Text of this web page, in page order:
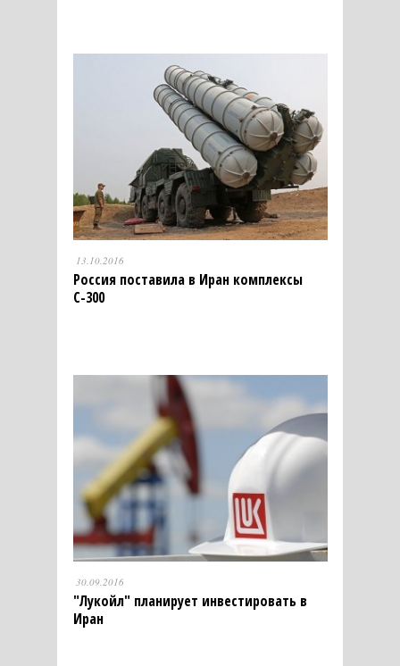
13.10.2016
Россия поставила в Иран комплексы
С-300
30.09.2016
"Лукойл" планирует инвестировать в
Иран